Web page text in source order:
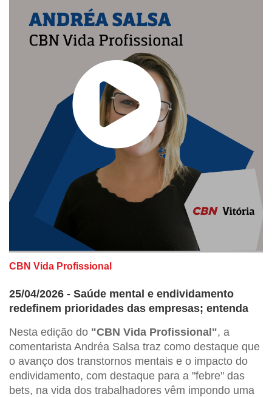
CBN Vida Profissional
25/04/2026 - Saúde mental e endividamento
redefinem prioridades das empresas; entenda
Nesta edição do "CBN Vida Profissional", a
comentarista Andréa Salsa traz como destaque que
o avanço dos transtornos mentais e o impacto do
endividamento, com destaque para a "febre" das
bets, na vida dos trabalhadores vêm impondo uma